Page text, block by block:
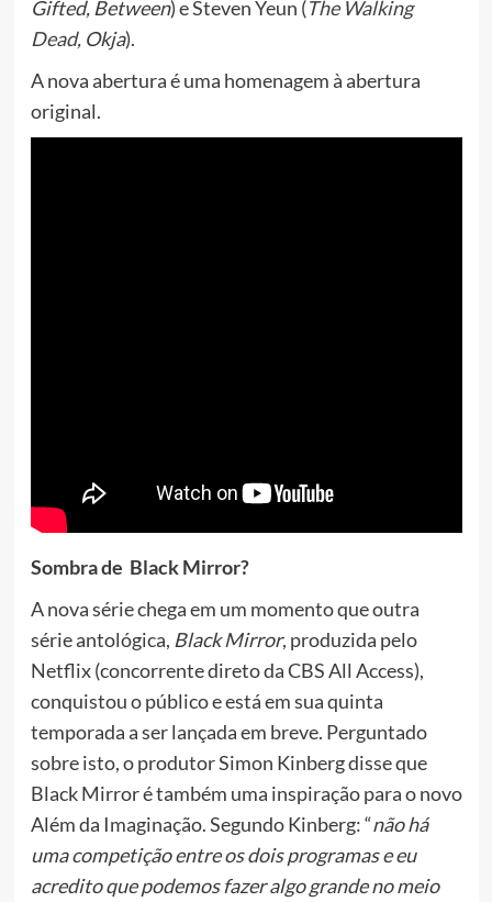
Gifted, Between) e Steven Yeun (The Walking
Dead, Okja).
A nova abertura é uma homenagem à abertura
original.
Sombra de Black Mirror?
A nova série chega em um momento que outra
série antológica, Black Mirror, produzida pelo
Netflix (concorrente direto da CBS All Access),
conquistou o público e está em sua quinta
temporada a ser lançada em breve. Perguntado
sobre isto, o produtor Simon Kinberg disse que
Black Mirror é também uma inspiração para o novo
Além da Imaginação. Segundo Kinberg: “não há
uma competição entre os dois programas e eu
acredito que podemos fazer algo grande no meio